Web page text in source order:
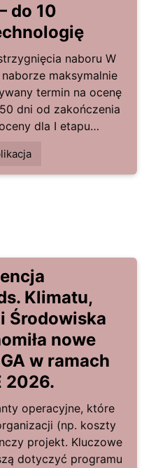
do 10
naboru W
maksymalnie
termin na ocenę
dni od zakończenia
dla I etapu…
Klimatu,
Środowiska
nowe
w ramach
2026.
operacyjne, które
(np. koszty
projekt. Kluczowe
dotyczyć programu